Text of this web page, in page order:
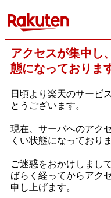
アクセスが集中し
態になっておりま
日頃より楽天のサービ
とうございます。
現在、サーバへのアク
くい状態になっておりま
ご迷惑をおかけしまし
ばらく経ってからアク
申し上げます。